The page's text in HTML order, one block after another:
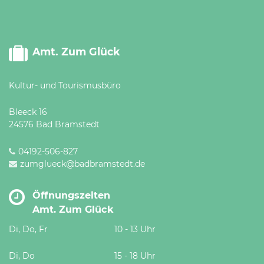
Amt. Zum Glück
Kultur- und Tourismusbüro
Bleeck 16
24576 Bad Bramstedt
04192-506-827
zumglueck@badbramstedt.de
Öffnungszeiten
Amt. Zum Glück
Di, Do, Fr 10 - 13 Uhr
Di, Do 15 - 18 Uhr